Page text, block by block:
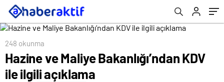
248 okunma
Hazine ve Maliye Bakanlığı’ndan KDV
ile ilgili açıklama